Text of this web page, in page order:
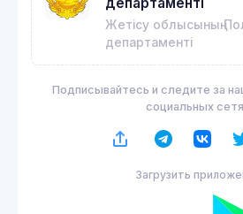
Жетісу облысының
департаменті
Подписывайтесь и следите за
социальных
Загрузить